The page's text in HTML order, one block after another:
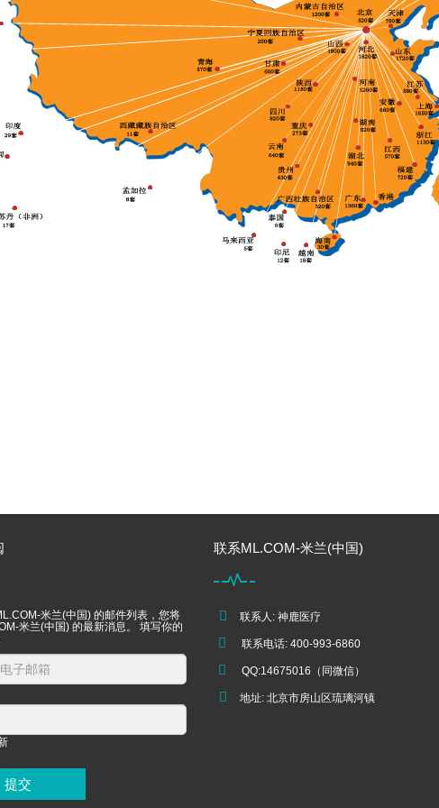
米兰(中国) 的邮件列表，您将
米兰(中国) 的最新消息。 填写你的
提交
联系ML.COM-米兰(中国)
联系人: 神鹿医疗
联系电话: 400-993-6860
QQ:14675016（同微信）
地址: 北京市房山区琉璃河镇